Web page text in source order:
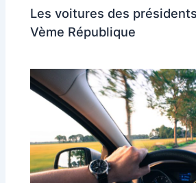
Les voitures des
Vème République